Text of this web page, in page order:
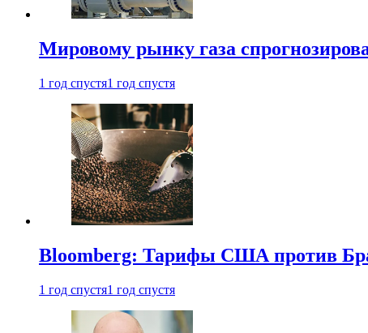
Мировому рынку газа
1 год спустя1 год спустя
Bloomberg: Тарифы США против
1 год спустя1 год спустя